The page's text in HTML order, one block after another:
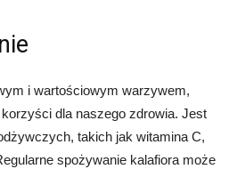
i wartościowym warzywem,
dla naszego zdrowia. Jest
takich jak witamina C,
spożywanie kalafiora może